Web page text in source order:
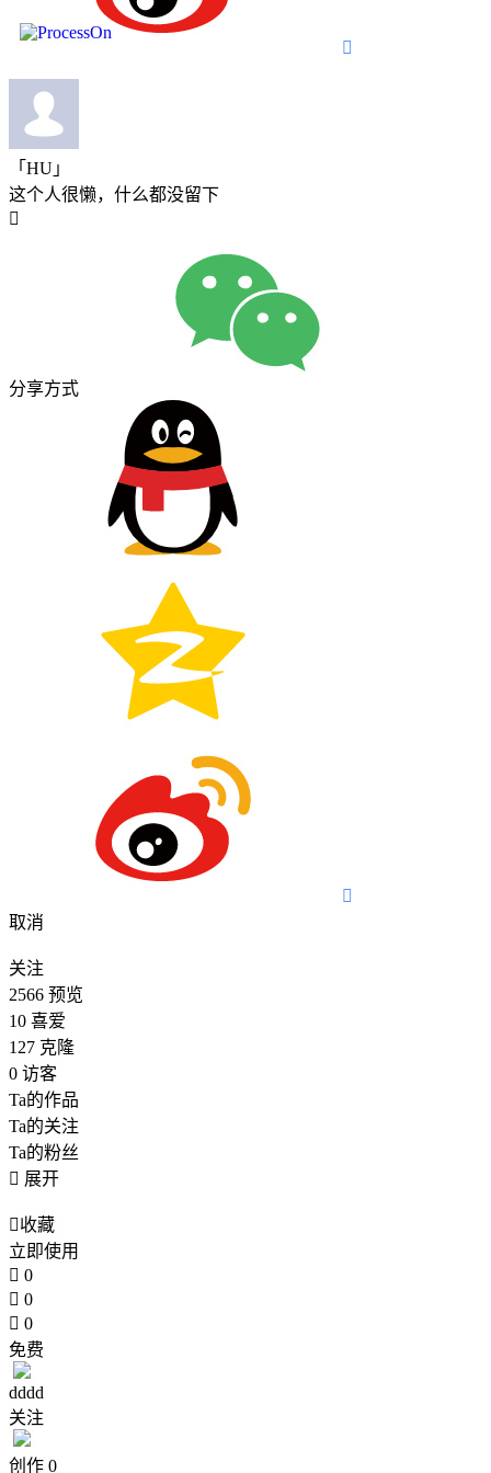

「HU」
这个人很懒，什么都没留下

分享方式

取消
关注
2566 预览
10 喜爱
127 克隆
0 访客
Ta的作品
Ta的关注
Ta的粉丝
 展开
收藏
立即使用
 0
 0
 0
免费
dddd
关注
创作 0